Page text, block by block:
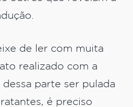
de ler com muita
realizado com a
dessa parte ser pulada
é preciso